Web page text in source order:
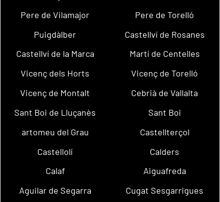
Pere de Vilamajor
Pere de Torelló
Puigdàlber
Castellví de Rosanes
Castellví de la Marca
Martí de Centelles
Vicenç dels Horts
Vicenç de Torelló
Vicenç de Montalt
Cebrià de Vallalta
Sant Boi de Lluçanès
Sant Boi
artomeu del Grau
Castellterçol
Castellolí
Calders
Calaf
Aiguafreda
Aguilar de Segarra
Cugat Sesgarrigues